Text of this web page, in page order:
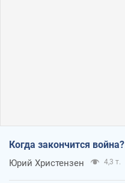
Когда закончится война?
Юрий Христензен 4,3 т.